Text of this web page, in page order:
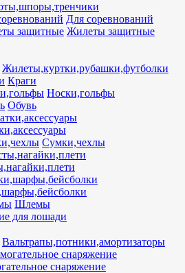
Для соревнований
Жилеты защитные
Жилеты,куртки,рубашки,футболки
Краги
Носки,гольфы
Обувь
Сумки,чехлы
Шлемы
для лошади
Вальтрапы,потники,амортизаторы
снаряжение